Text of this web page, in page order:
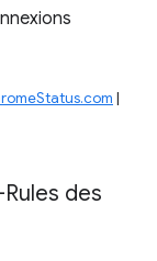
|
des